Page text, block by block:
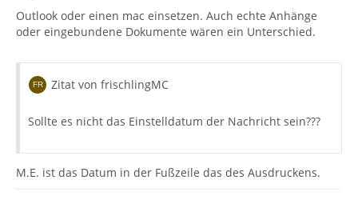
Outlook oder einen mac einsetzen. Auch echte Anhänge
oder eingebundene Dokumente wären ein Unterschied.
Zitat von frischlingMC
Sollte es nicht das Einstelldatum der Nachricht sein???
M.E. ist das Datum in der Fußzeile das des Ausdruckens.